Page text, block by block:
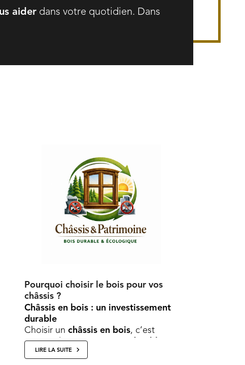
aider dans votre quotidien. Dans
Pourquoi choisir le bois pour vos
châssis ?
Châssis en bois : un investissement
durable
Choisir un châssis en bois, c’est
investir dans un
matériau durable
esthétiqueet
LIRE LA SUITE